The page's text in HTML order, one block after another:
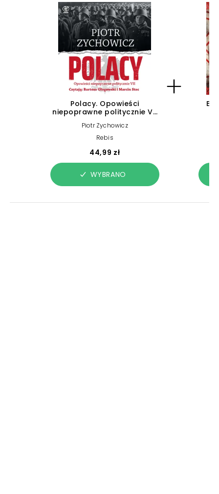
Polacy. Opowieści
niepoprawne politycznie VII
Piotr Zychowicz
Rebis
44,99 zł
WYBRANO